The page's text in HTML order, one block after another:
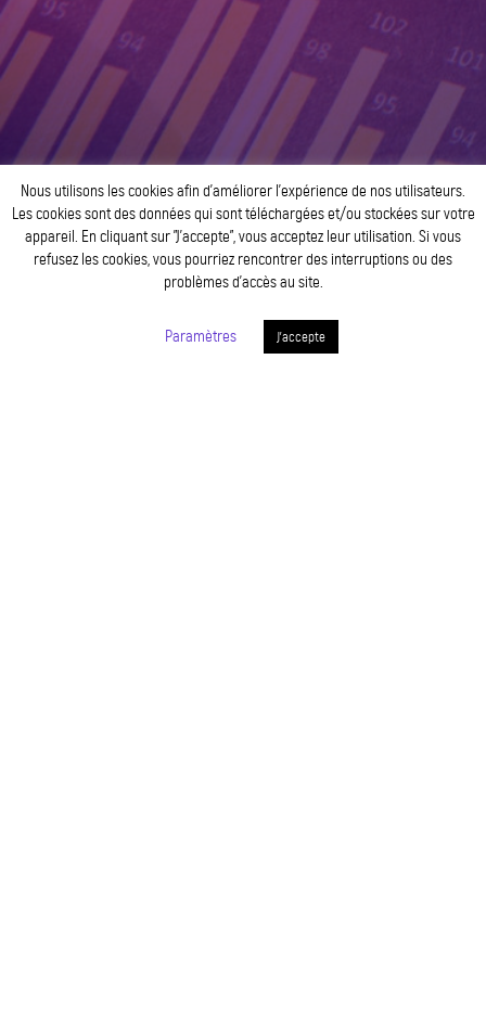
Nous utilisons les cookies afin d’améliorer l’expérience de nos utilisateurs.
Les cookies sont des données qui sont téléchargées et/ou stockées sur votre
appareil. En cliquant sur ”J’accepte”, vous acceptez leur utilisation. Si vous
refusez les cookies, vous pourriez rencontrer des interruptions ou des
problèmes d’accès au site.
Paramètres J'accepte